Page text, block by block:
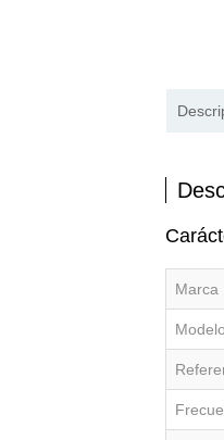
Marca
Modelo